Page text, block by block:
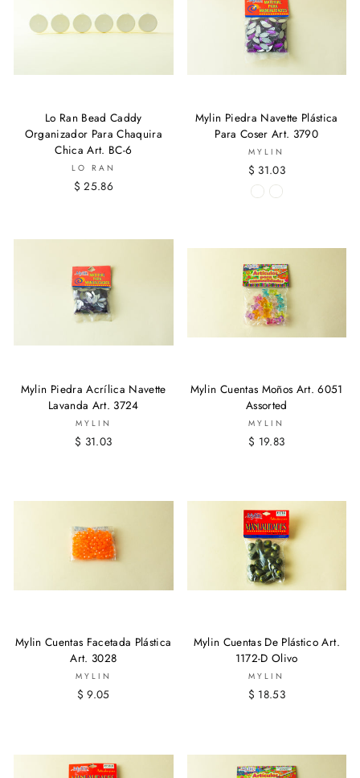
Lo Ran Bead Caddy
Organizador Para Chaquira
Chica Art. BC-6
LO RAN
$ 25.86
Mylin Piedra Navette Plástica
Para Coser Art. 3790
MYLIN
$ 31.03
Mylin Piedra Acrílica Navette
Lavanda Art. 3724
MYLIN
$ 31.03
Mylin Cuentas Moños Art. 6051
Assorted
MYLIN
$ 19.83
Mylin Cuentas Facetada Plástica
Art. 3028
MYLIN
$ 9.05
Mylin Cuentas De Plástico Art.
1172-D Olivo
MYLIN
$ 18.53